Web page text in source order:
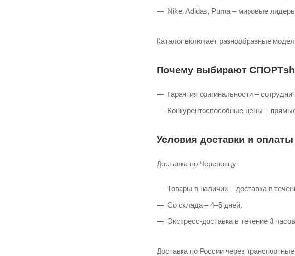
Nike, Adidas, Puma – мировые
Каталог включает разнообразные
Почему выбирают
Гарантия оригинальности –
Конкурентоспособные цены –
Условия доставки и оплаты
Доставка по Череповцу
Товары в наличии – доставка в
Со склада – 4–5 дней.
Экспресс-доставка в течение 3
Доставка по России через